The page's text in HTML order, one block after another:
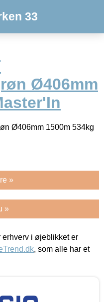
33
Ø406mm
Ø406mm 1500m 534kg
»
»
i øjeblikket er
, som alle har et